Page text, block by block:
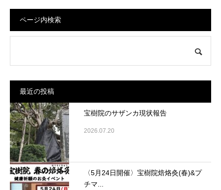
ページ内検索
最近の投稿
宝樹院のサザンカ現状報告
2026.07.20
〈5月24日開催〉宝樹院焙烙灸(春)&プ
チマ...